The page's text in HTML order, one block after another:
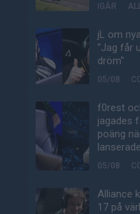
IGÅR
jL om
"Jag får
dröm"
05/08
f0rest
jagades
poäng
05/08
Alliance
17 på